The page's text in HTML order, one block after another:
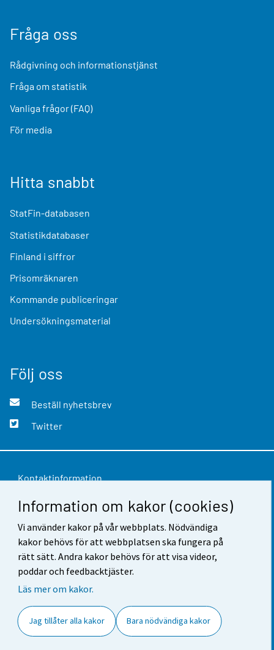
Information om kakor (cookies)
Vi använder kakor på vår webbplats. Nödvändiga
kakor behövs för att webbplatsen ska fungera på
rätt sätt. Andra kakor behövs för att visa videor,
poddar och feedbacktjäster.
Läs mer om kakor.
Jag tillåter alla kakor Bara nödvändiga kakor
Fråga oss
Rådgivning och informationstjänst
Fråga om statistik
Vanliga frågor (FAQ)
För media
Hitta snabbt
StatFin-databasen
Statistikdatabaser
Finland i siffror
Prisomräknaren
Kommande publiceringar
Undersökningsmaterial
Följ oss
Beställ nyhetsbrev
Twitter
Kontaktinformation
Respons
Användarvillkor
Dataskydd
Tillgänglighet
Cookie-inställningar